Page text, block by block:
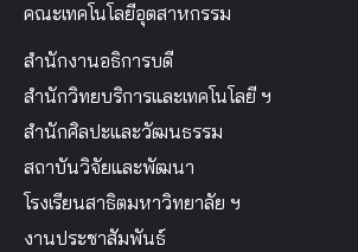
คณะเทคโนโลยีอุตสาหกรรม
สำนักงานอธิการบดี
สำนักวิทยบริการและเทคโนโลยี ฯ
สำนักศิลปะและวัฒนธรรม
สถาบันวิจัยและพัฒนา
โรงเรียนสาธิตมหาวิทยาลัย ฯ
งานประชาสัมพันธ์